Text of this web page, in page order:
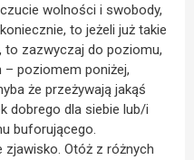
wolności i swobody,
to jeżeli już takie
to zazwyczaj do poziomu,
poziomem poniżej,
że przeżywają jakąś
dobrego dla siebie lub/i
buforującego.
Otóż z różnych